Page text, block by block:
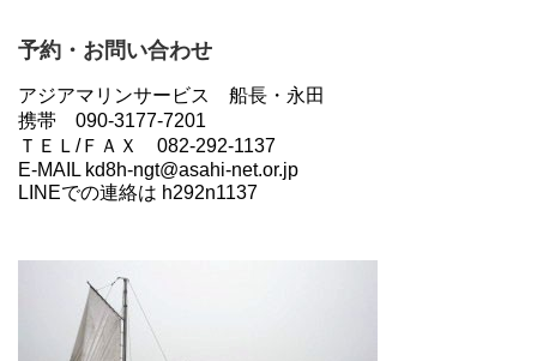
予約・お問い合わせ
アジアマリンサービス 船長・永田
携帯 090-3177-7201
ＴＥＬ/ＦＡＸ 082-292-1137
E-MAIL kd8h-ngt@asahi-net.or.jp
LINEでの連絡は h292n1137